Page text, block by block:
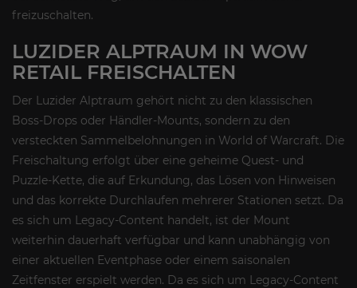
freizuschalten.
LUZIDER ALPTRAUM IN WOW
RETAIL FREISCHALTEN
Der Luzider Alptraum gehört nicht zu den klassischen
Boss-Drops oder Händler-Mounts, sondern zu den
versteckten Sammelbelohnungen in World of Warcraft. Die
Freischaltung erfolgt über eine geheime Quest- und
Puzzle-Kette, die auf Erkundung, das Lösen von Hinweisen
und das korrekte Durchlaufen mehrerer Stationen setzt. Da
es sich um Legacy-Content handelt, ist der Mount
weiterhin dauerhaft verfügbar und kann unabhängig von
einer aktuellen Eventphase oder einem saisonalen
Zeitfenster erspielt werden. Da es sich um Legacy-Content